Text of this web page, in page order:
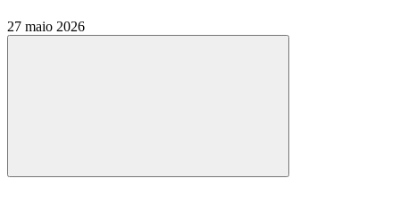
27 maio 2026
Compartilhar